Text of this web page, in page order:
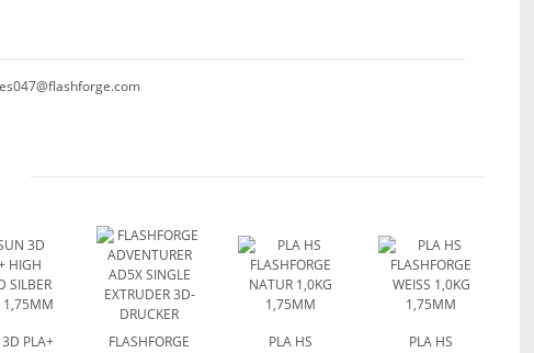
PLA+
FLASHFORGE
PLA HS
PLA HS